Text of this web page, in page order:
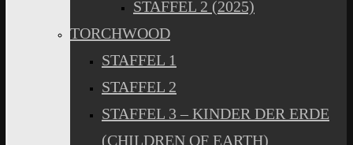
STAFFEL 2 (2025)
TORCHWOOD
STAFFEL 1
STAFFEL 2
STAFFEL 3 – KINDER DER ERDE
(CHILDREN OF EARTH)